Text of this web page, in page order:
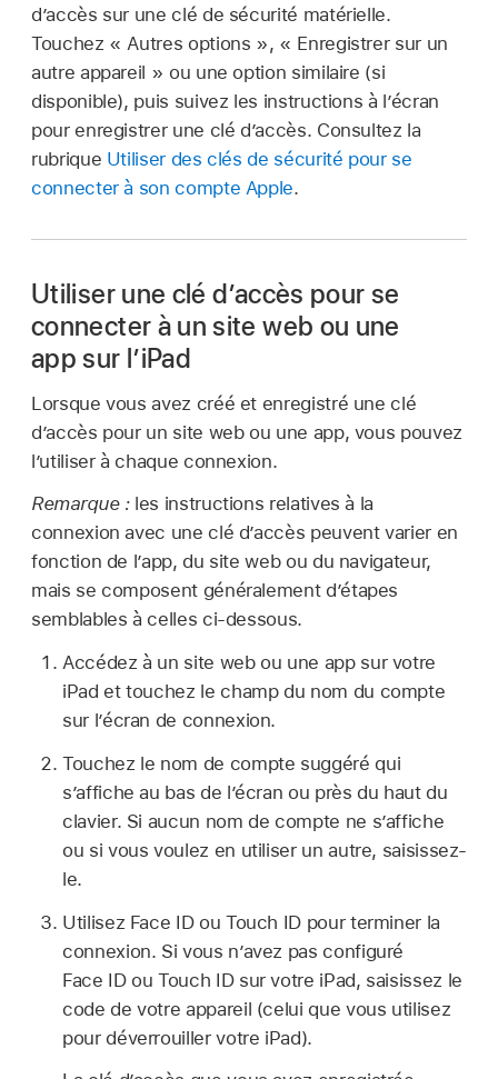
d’accès sur une clé de sécurité matérielle.
Touchez « Autres options », « Enregistrer sur un
autre appareil » ou une option similaire (si
disponible), puis suivez les instructions à l’écran
pour enregistrer une clé d’accès. Consultez la
rubrique Utiliser des clés de sécurité pour se
connecter à son compte Apple.
Utiliser une clé d’accès pour se
connecter à un site web ou une
app sur l’iPad
Lorsque vous avez créé et enregistré une clé
d’accès pour un site web ou une app, vous pouvez
l’utiliser à chaque connexion.
Remarque : les instructions relatives à la
connexion avec une clé d’accès peuvent varier en
fonction de l’app, du site web ou du navigateur,
mais se composent généralement d’étapes
semblables à celles ci-dessous.
Accédez à un site web ou une app sur votre
iPad et touchez le champ du nom du compte
sur l’écran de connexion.
Touchez le nom de compte suggéré qui
s’affiche au bas de l’écran ou près du haut du
clavier. Si aucun nom de compte ne s’affiche
ou si vous voulez en utiliser un autre, saisissez-
le.
Utilisez Face ID ou Touch ID pour terminer la
connexion. Si vous n’avez pas configuré
Face ID ou Touch ID sur votre iPad, saisissez le
code de votre appareil (celui que vous utilisez
pour déverrouiller votre iPad).